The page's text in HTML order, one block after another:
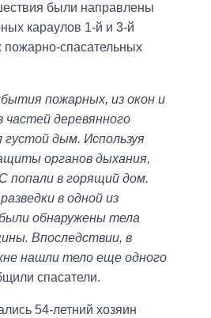
были направлены
караулов 1-й и 3-й
пожарно-спасательных
пожарных, из окон и
частей деревянного
дым. Используя
органов дыхания,
попали в горящий дом.
в одной из
обнаружены тела
Впоследствии, в
нашли тело еще одного
спасатели.
54-летний хозяин